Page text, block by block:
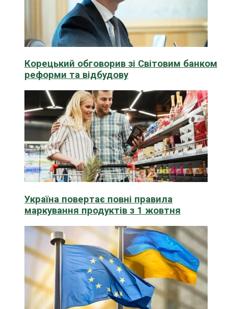
Корецький обговорив зі Світовим банком
реформи та відбудову
Україна повертає повні правила
маркування продуктів з 1 жовтня